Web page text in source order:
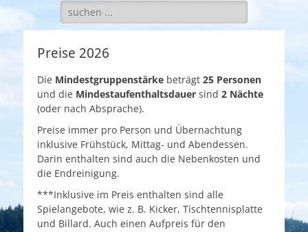
Suche
nach:
Preise 2026
Die Mindestgruppenstärke beträgt 25 Personen
und die Mindestaufenthaltsdauer sind 2 Nächte
(oder nach Absprache).
Preise immer pro Person und Übernachtung
inklusive Frühstück, Mittag- und Abendessen.
Darin enthalten sind auch die Nebenkosten und
die Endreinigung.
***Inklusive im Preis enthalten sind alle
Spielangebote, wie z. B. Kicker, Tischtennisplatte
und Billard. Auch einen Aufpreis für den